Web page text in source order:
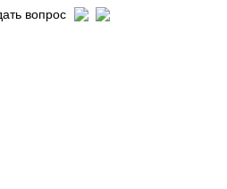
вопрос